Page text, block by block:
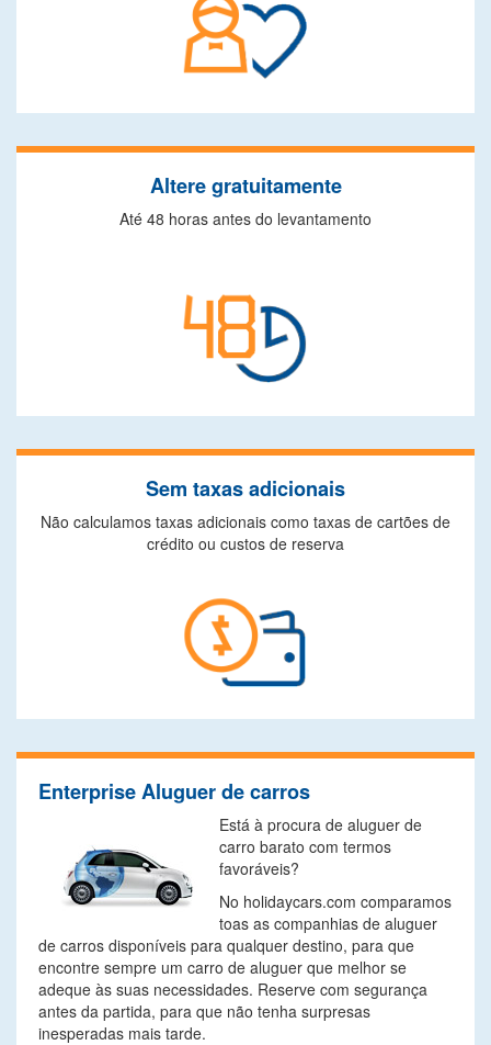
Altere gratuitamente
Até 48 horas antes do levantamento
Sem taxas adicionais
Não calculamos taxas adicionais como taxas de cartões de
crédito ou custos de reserva
Enterprise Aluguer de carros
Está à procura de aluguer de
carro barato com termos
favoráveis?
No holidaycars.com comparamos
toas as companhias de aluguer
de carros disponíveis para qualquer destino, para que
encontre sempre um carro de aluguer que melhor se
adeque às suas necessidades. Reserve com segurança
antes da partida, para que não tenha surpresas
inesperadas mais tarde.